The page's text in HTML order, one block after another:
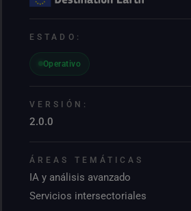
ESTADO:
Operativo
VERSIÓN:
2.0.0
ÁREAS TEMÁTICAS
IA y análisis avanzado
Servicios intersectoriales